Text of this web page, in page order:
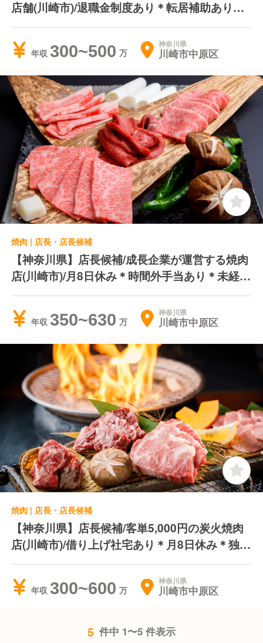
店舗(川崎市)/退職金制度あり＊転居補助あり＊
年間休日106日
年収 300~500 神奈川県
川崎市中原区
焼肉 | 店長・店長候補
【神奈川県】店長候補/成長企業が運営する焼肉
店(川崎市)/月8日休み＊時間外手当あり＊未経験
OK
年収 350~630 神奈川県
川崎市中原区
焼肉 | 店長・店長候補
【神奈川県】店長候補/客単5,000円の炭火焼肉
店(川崎市)/借り上げ社宅あり＊月8日休み＊独立
支援制度あり
年収 300~600 神奈川県
川崎市中原区
5 件中 1〜5 件表示